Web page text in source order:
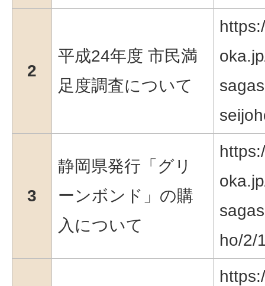
2
平成24年度 市民満
足度調査について
3
静岡県発行「グリ
ーンボンド」の購
入について
ho/2/